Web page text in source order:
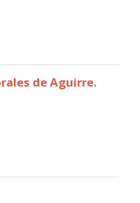
de Aguirre.